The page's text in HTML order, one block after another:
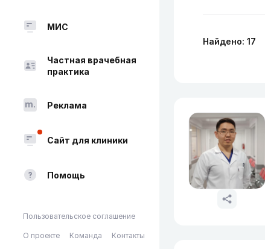
МИС
Частная врачебная
практика
Реклама
Сайт для клиники
Помощь
Пользовательское соглашение
О проекте Команда Контакты
Найдено: 17